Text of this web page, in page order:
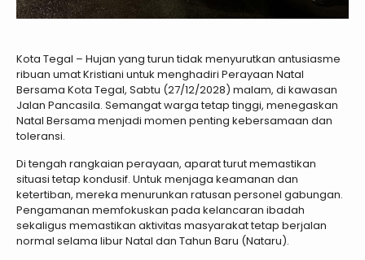
Kota Tegal – Hujan yang turun tidak menyurutkan antusiasme
ribuan umat Kristiani untuk menghadiri Perayaan Natal
Bersama Kota Tegal, Sabtu (27/12/2028) malam, di kawasan
Jalan Pancasila. Semangat warga tetap tinggi, menegaskan
Natal Bersama menjadi momen penting kebersamaan dan
toleransi.
Di tengah rangkaian perayaan, aparat turut memastikan
situasi tetap kondusif. Untuk menjaga keamanan dan
ketertiban, mereka menurunkan ratusan personel gabungan.
Pengamanan memfokuskan pada kelancaran ibadah
sekaligus memastikan aktivitas masyarakat tetap berjalan
normal selama libur Natal dan Tahun Baru (Nataru).